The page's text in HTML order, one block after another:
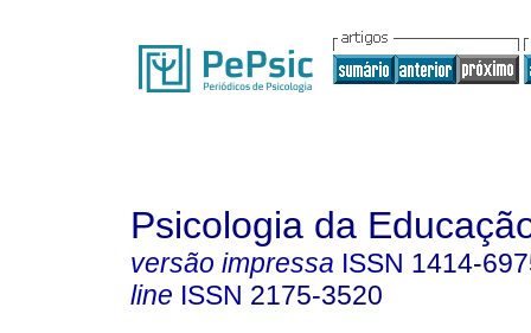
Psicologia da
versão impressa ISSN 1414-
line ISSN 2175-3520